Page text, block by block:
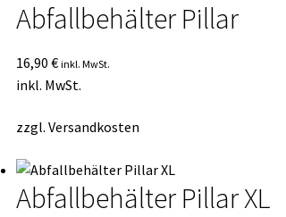
Abfallbehälter Pillar
16,90 € inkl. MwSt.
inkl. MwSt.
zzgl. Versandkosten
Abfallbehälter Pillar XL